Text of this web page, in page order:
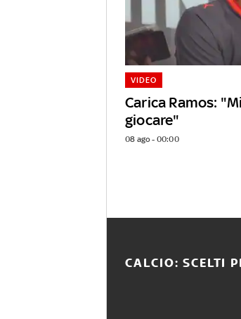
Carica Ramos:
giocare"
VIDEO
08 ago - 00:00
CALCIO: SCELTI